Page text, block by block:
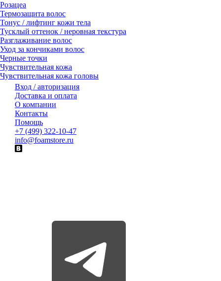
Розацеа
Термозащита волос
Тонус / лифтинг кожи тела
Тусклый оттенок / неровная текстура
Разглаживание волос
Уход за кончиками волос
Черные точки
Чувствительная кожа
Чувствительная кожа головы
Вход / авторизация
Доставка и оплата
О компании
Контакты
Помощь
+7 (499) 322-10-47
info@foamstore.ru